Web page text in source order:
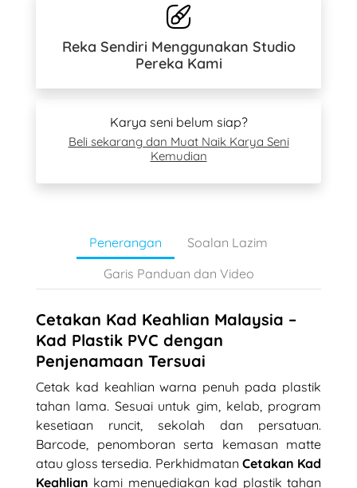
Reka Sendiri Menggunakan Studio
Pereka Kami
Karya seni belum siap?
Beli sekarang dan Muat Naik Karya Seni
Kemudian
Penerangan
Soalan Lazim
Garis Panduan dan Video
Cetakan Kad Keahlian Malaysia –
Kad Plastik PVC dengan
Penjenamaan Tersuai
Cetak kad keahlian warna penuh pada plastik
tahan lama. Sesuai untuk gim, kelab, program
kesetiaan runcit, sekolah dan persatuan.
Barcode, penomboran serta kemasan matte
atau gloss tersedia. Perkhidmatan Cetakan Kad
Keahlian kami menyediakan kad plastik tahan